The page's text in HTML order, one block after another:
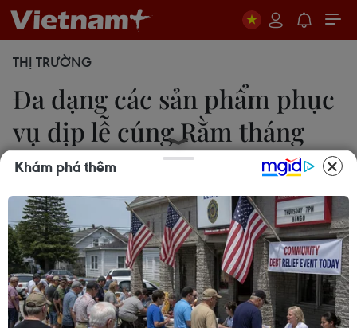
THỊ TRƯỜNG
Đa dạng các sản phẩm phục
vụ dịp lễ cúng Rằm tháng
Bảy
Hằng Trần
10/08/2022 03:54
Năm nay, do không còn bị ảnh hưởng của dịch
COVID-19, thị trường phục vụ cho ngày lễ cúng
Rằm tháng Bảy (lễ Vu Lan) vì vậy cũng sôi động,
Khám phá thêm